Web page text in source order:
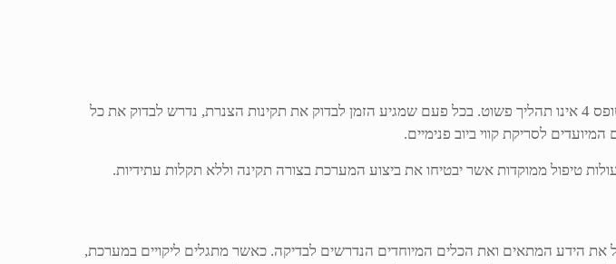
אנו מתמחים בבדיקות ובטיפולים למערכות הביוב, המים והניקוז, ומבינים היטב כי תהליך קבלת טופס 4 אינו תהליך פשוט. בכל פעם שמגיע הזמן לבדוק את תקינות הצנרת, נדרש לבדוק את כל
לסריקת קווי ביוב פנימיים.
טיפול ממוקדות אשר יבטיחו את ביצוע המערכת בצורה תקינה וללא תקלות עתידיות.
הידע המתאים ואת הכלים המיוחדים הנדרשים לבדיקה. כאשר מתגלים ליקויים במערכת,